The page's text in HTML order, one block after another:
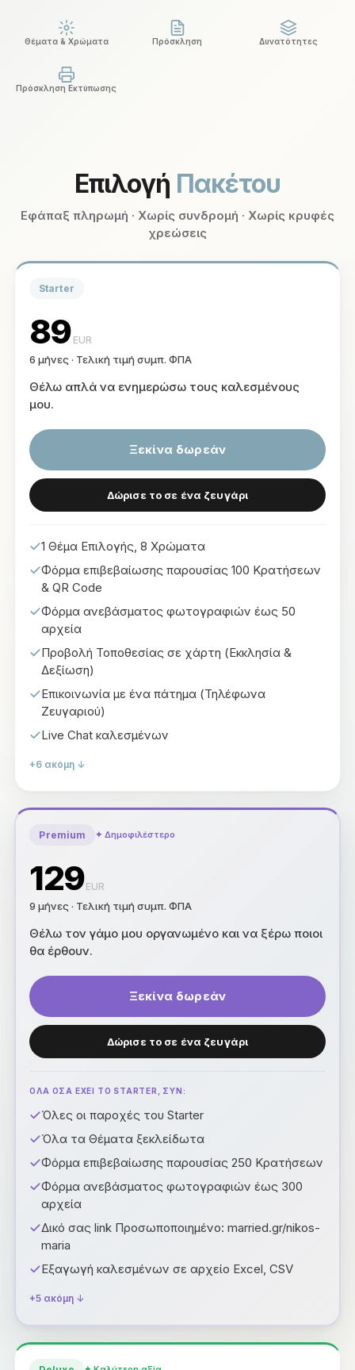
Θέματα & Χρώματα Πρόσκληση Δυνατότητες
Πρόσκληση Εκτύπωσης
Επιλογή Πακέτου
Εφάπαξ πληρωμή · Χωρίς συνδρομή · Χωρίς κρυφές
χρεώσεις
Starter
89 EUR
6 μήνες · Τελική τιμή συμπ. ΦΠΑ
Θέλω απλά να ενημερώσω τους καλεσμένους
μου.
Ξεκίνα δωρεάν
Δώρισε το σε ένα ζευγάρι
1 Θέμα Επιλογής, 8 Χρώματα
Φόρμα επιβεβαίωσης παρουσίας 100 Κρατήσεων
& QR Code
Φόρμα ανεβάσματος φωτογραφιών έως 50
αρχεία
Προβολή Τοποθεσίας σε χάρτη (Εκκλησία &
Δεξίωση)
Επικοινωνία με ένα πάτημα (Τηλέφωνα
Ζευγαριού)
Live Chat καλεσμένων
+6 ακόμη ↓
Premium ✦Δημοφιλέστερο
129EUR
9 μήνες · Τελική τιμή συμπ. ΦΠΑ
Θέλω τον γάμο μου οργανωμένο και να ξέρω ποιοι
θα έρθουν.
Ξεκίνα δωρεάν
Δώρισε το σε ένα ζευγάρι
ΟΛΑ ΟΣΑ ΕΧΕΙ ΤΟ STARTER, ΣΥΝ:
Όλες οι παροχές του Starter
Όλα τα Θέματα ξεκλείδωτα
Φόρμα επιβεβαίωσης παρουσίας 250 Κρατήσεων
Φόρμα ανεβάσματος φωτογραφιών έως 300
αρχεία
Δικό σας link Προσωποποιημένο: married.gr/nikos-
maria
Εξαγωγή καλεσμένων σε αρχείο Excel, CSV
+5 ακόμη ↓